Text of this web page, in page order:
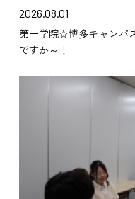
2026.08.01
第一学院☆博多キャンパ
ですか～！